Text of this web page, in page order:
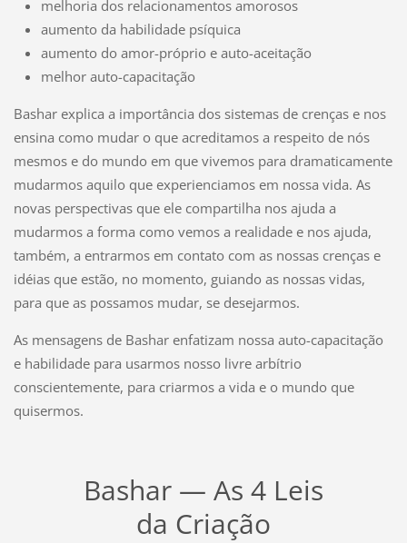
melhoria dos relacionamentos amorosos
aumento da habilidade psíquica
aumento do amor-próprio e auto-aceitação
melhor auto-capacitação
Bashar explica a importância dos sistemas de crenças e nos
ensina como mudar o que acreditamos a respeito de nós
mesmos e do mundo em que vivemos para dramaticamente
mudarmos aquilo que experienciamos em nossa vida. As
novas perspectivas que ele compartilha nos ajuda a
mudarmos a forma como vemos a realidade e nos ajuda,
também, a entrarmos em contato com as nossas crenças e
idéias que estão, no momento, guiando as nossas vidas,
para que as possamos mudar, se desejarmos.
As mensagens de Bashar enfatizam nossa auto-capacitação
e habilidade para usarmos nosso livre arbítrio
conscientemente, para criarmos a vida e o mundo que
quisermos.
Bashar — As 4 Leis
da Criação